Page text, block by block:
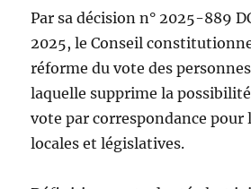
Par sa décision n° 2025-889
2025, le Conseil
réforme du vote des
laquelle supprime la
vote par correspondance pour
locales et législatives.